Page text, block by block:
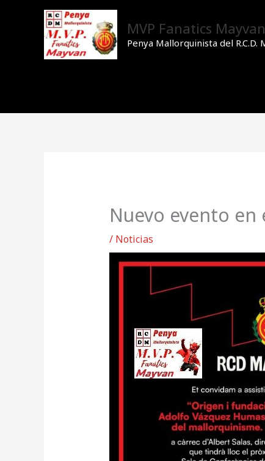
contenido
MVP Fanatics Mayvan
Penya Mallorquinista del R.C.D.
Nuevo evento en
/ Noticias